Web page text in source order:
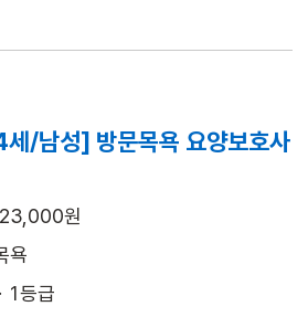
/남성] 방문목욕 요양보호사
원
욕
1등급